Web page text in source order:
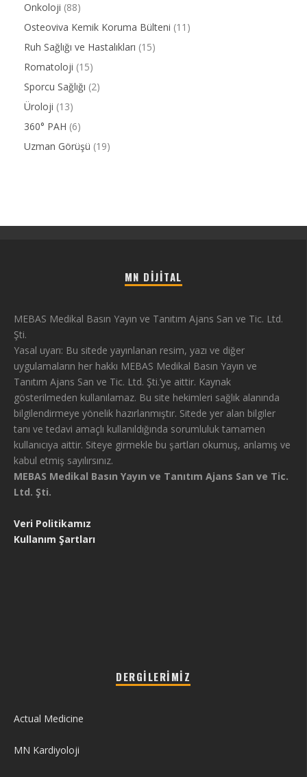
Onkoloji (88)
Osteoviva Kemik Koruma Bülteni (11)
Ruh Sağlığı ve Hastalıkları (15)
Romatoloji (15)
Sporcu Sağlığı (2)
Üroloji (13)
360° PAH (6)
Uzman Görüşü (19)
MN DIJITAL
MEBAS Medikal Basın Yayın ve Tanıtım Ajans San ve Tic. Ltd.
Şti.
Yasal uyarı: Bu sitede yayınlanan resim, yazı ve diğer
uygulamaların her hakkı MEBAS Medikal Basın Yayın ve
Tanıtım Ajans San ve Tic. Ltd. Şti.’ye aittir. Kaynak
gösterilmeden kullanılamaz. Bu site hekimleri sağlık alanında
bilgilendirmeye yönelik hazırlanmıştır. Sitede yer alan bilgiler
tanı ve tedavi amaçlı kullanıldığında sorumluluk tamamen
kullanıcıya aittir. Siteye girmekle bu şartları okumuş, anlamış ve
kabul etmiş sayılırsınız.
MEBAS Medikal Basın Yayın ve Tanıtım Ajans San ve Tic.
Ltd. Şti.
Veri Politikamız
Kullanım Şartları
DERGILERIMIZ
Actual Medicine
MN Kardiyoloji